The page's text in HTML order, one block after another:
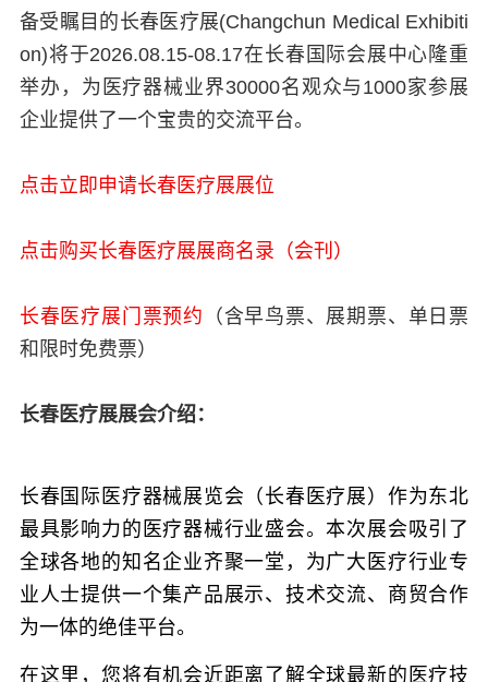
备受瞩目的长春医疗展(Changchun Medical Exhibiti
on)将于2026.08.15-08.17在长春国际会展中心隆重
举办，为医疗器械业界30000名观众与1000家参展
企业提供了一个宝贵的交流平台。
点击立即申请长春医疗展展位
点击购买长春医疗展展商名录（会刊）
长春医疗展门票预约 （含早鸟票、展期票、单日票
和限时免费票）
长春医疗展展会介绍：
长春国际医疗器械展览会（长春医疗展）作为东北
最具影响力的医疗器械行业盛会。本次展会吸引了
全球各地的知名企业齐聚一堂，为广大医疗行业专
业人士提供一个集产品展示、技术交流、商贸合作
为一体的绝佳平台。
在这里，您将有机会近距离了解全球最新的医疗技